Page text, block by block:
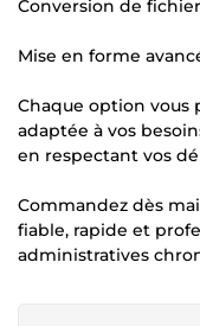
Conversion de
Mise en forme
Chaque option vous
adaptée à vos
en respectant vos
Commandez dès
fiable, rapide et
administratives